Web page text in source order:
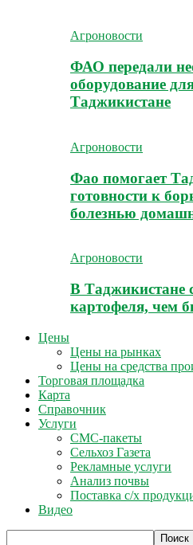
Агроновости
ФАО передали
оборудование
Таджикистане
Агроновости
Фао помогает
готовности к
болезнью
Агроновости
В Таджикистане
картофеля, чем
Цены
Цены на рынках
Цены на средства
Торговая площадка
Карта
Справочник
Услуги
СМС-пакеты
Сельхоз Газета
Рекламные услуги
Анализ почвы
Поставка с/х
Видео